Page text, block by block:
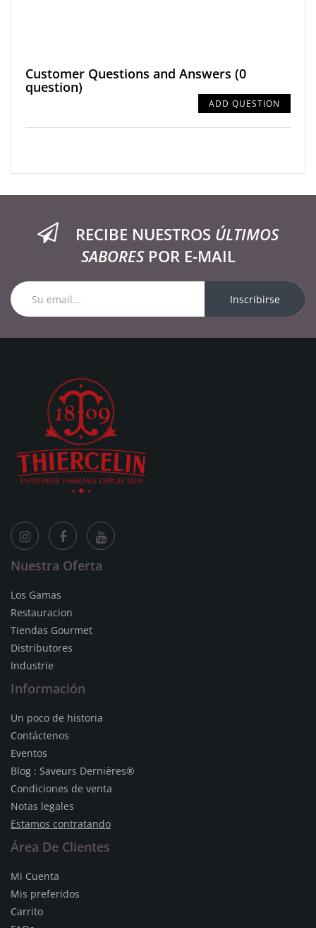
Customer Questions and Answers (0
question)
ADD QUESTION
RECIBE NUESTROS ÚLTIMOS
SABORESPOR E-MAIL
Inscribirse
Nuestra Oferta
Los Gamas
Restauracion
Tiendas Gourmet
Distributores
Industrie
Información
Un poco de historia
Contáctenos
Eventos
Blog : Saveurs Dernières®
Condiciones de venta
Notas legales
Estamos contratando
Área De Clientes
Mi Cuenta
Mis preferidos
Carrito